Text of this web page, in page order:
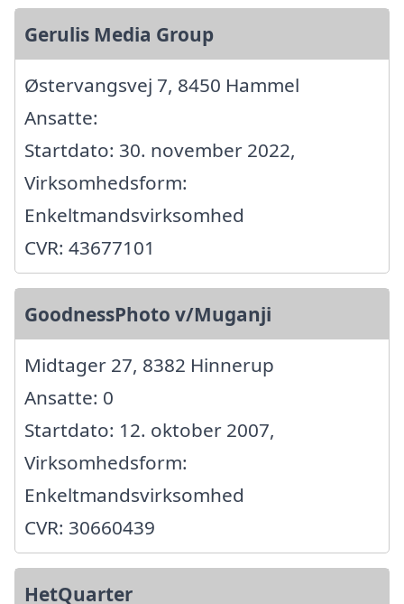
Gerulis Media Group
Østervangsvej 7, 8450 Hammel
Ansatte:
Startdato: 30. november 2022,
Virksomhedsform:
Enkeltmandsvirksomhed
CVR: 43677101
GoodnessPhoto v/Muganji
Midtager 27, 8382 Hinnerup
Ansatte: 0
Startdato: 12. oktober 2007,
Virksomhedsform:
Enkeltmandsvirksomhed
CVR: 30660439
HetQuarter